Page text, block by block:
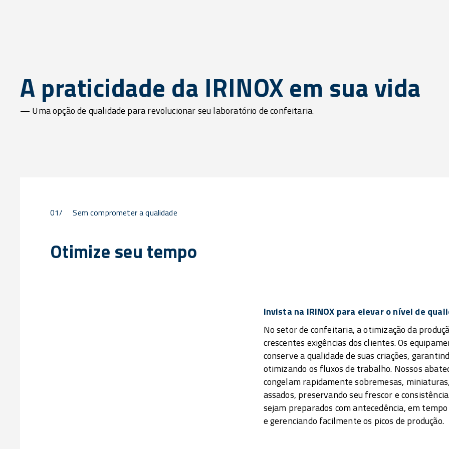
A praticidade da IRINOX em sua vida
— Uma opção de qualidade para revolucionar seu laboratório de confeitaria.
01/ Sem comprometer a qualidade
Otimize seu tempo
Invista na IRINOX para elevar o nível de
No setor de confeitaria, a otimização da
crescentes exigências dos clientes. Os
conserve a qualidade de suas criações,
otimizando os fluxos de trabalho. Nossos
congelam rapidamente sobremesas,
assados, preservando seu frescor e
sejam preparados com antecedência, em
e gerenciando facilmente os picos de produção.